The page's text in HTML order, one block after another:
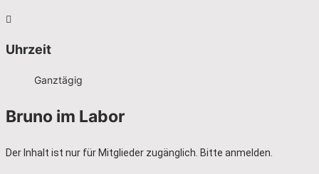
Uhrzeit
Ganztägig
Bruno im Labor
Der Inhalt ist nur für Mitglieder zugänglich. Bitte anmelden.